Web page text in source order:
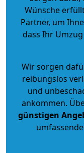
Wünsche
Partner, um
dass Ihr
Wir sorgen
reibungslos
und
ankommen.
günstigen